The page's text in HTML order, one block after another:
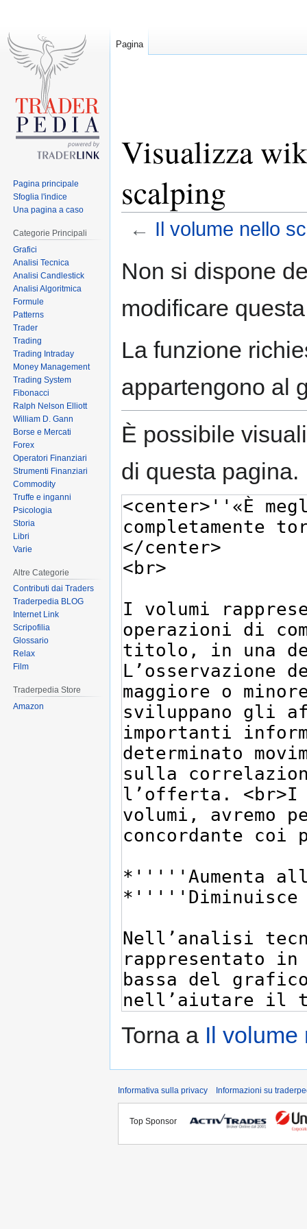
Visualizza
scalping
← Il volume nello
toto
Non si dispone
modificare
La funzione
appartengono al
È possibile
di questa pagina.
Torna a Il volume
Pagina
Pagina principale
Sfoglia l'indice
Una pagina a caso
Categorie Principali
Grafici
Analisi Tecnica
Analisi Candlestick
Analisi Algoritmica
Formule
Patterns
Trader
Trading
Trading Intraday
Money Management
Trading System
Fibonacci
Ralph Nelson Elliott
William D. Gann
Borse e Mercati
Forex
Operatori Finanziari
Strumenti Finanziari
Commodity
Truffe e inganni
Psicologia
Storia
Libri
Varie
Altre Categorie
Contributi dai Traders
Traderpedia BLOG
Internet Link
Scripofilia
Glossario
Relax
Film
Traderpedia Store
Amazon
Informativa sulla privacy Informazioni su
Top Sponsor